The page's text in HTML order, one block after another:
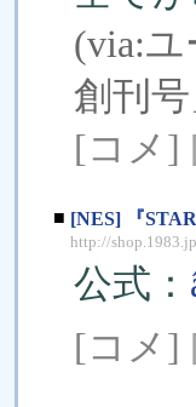
(via:ユ
創刊号
[コメ]
■ [NES] 『
http://
公式：
[コメ]